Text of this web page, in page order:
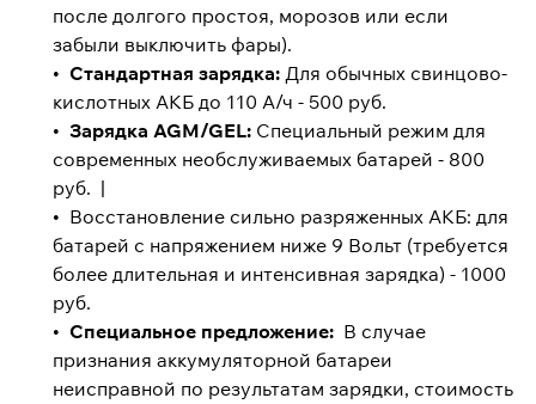
после долгого простоя, морозов или если
забыли выключить фары).
• Стандартная зарядка: Для обычных свинцово-
кислотных АКБ до 110 А/ч - 500 руб.
• Зарядка AGM/GEL: Специальный режим для
современных необслуживаемых батарей - 800
руб. |
• Восстановление сильно разряженных АКБ: для
батарей с напряжением ниже 9 Вольт (требуется
более длительная и интенсивная зарядка) - 1000
руб.
• Специальное предложение: В случае
признания аккумуляторной батареи
неисправной по результатам зарядки, стоимость